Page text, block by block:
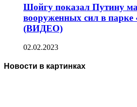
Шойгу показал Путину
вооруженных сил в парке
(ВИДЕО)
02.02.2023
Новости в картинках